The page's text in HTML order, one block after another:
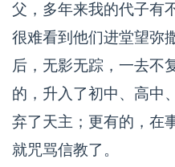
父，多年来我的代子有
很难看到他们进堂望弥
后，无影无踪，一去不
的，升入了初中、高中
弃了天主；更有的，在
就咒骂信教了。